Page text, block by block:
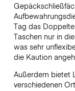
Tag das
Taschen nur in
was sehr
die Kaution
Außerdem bietet
verschiedenen